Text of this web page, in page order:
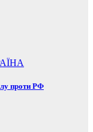
проти РФ